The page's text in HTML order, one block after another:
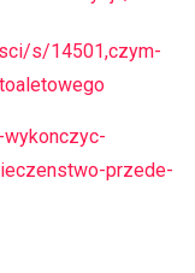
s/14501,czym-
przede-